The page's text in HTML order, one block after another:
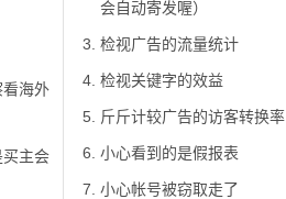
海外
主会
会自动寄发喔）
检视广告的流量统计
检视关键字的效益
斤斤计较广告的访客转换率
小心看到的是假报表
小心帐号被窃取走了